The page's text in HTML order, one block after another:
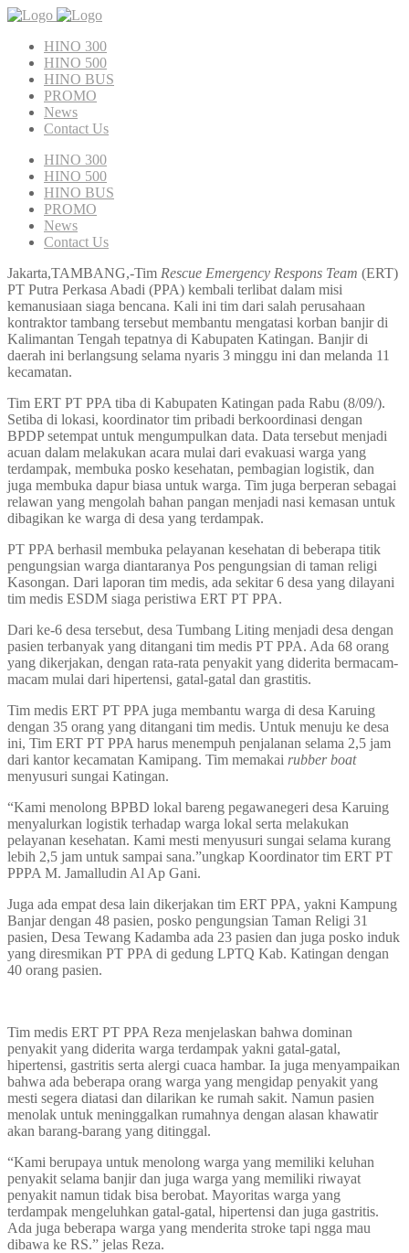
HINO 300
HINO 500
HINO BUS
PROMO
News
Contact Us
HINO 300
HINO 500
HINO BUS
PROMO
News
Contact Us
Jakarta,TAMBANG,-Tim Rescue Emergency Respons Team (ERT)
PT Putra Perkasa Abadi (PPA) kembali terlibat dalam misi
kemanusiaan siaga bencana. Kali ini tim dari salah perusahaan
kontraktor tambang tersebut membantu mengatasi korban banjir di
Kalimantan Tengah tepatnya di Kabupaten Katingan. Banjir di
daerah ini berlangsung selama nyaris 3 minggu ini dan melanda 11
kecamatan.
Tim ERT PT PPA tiba di Kabupaten Katingan pada Rabu (8/09/).
Setiba di lokasi, koordinator tim pribadi berkoordinasi dengan
BPDP setempat untuk mengumpulkan data. Data tersebut menjadi
acuan dalam melakukan acara mulai dari evakuasi warga yang
terdampak, membuka posko kesehatan, pembagian logistik, dan
juga membuka dapur biasa untuk warga. Tim juga berperan sebagai
relawan yang mengolah bahan pangan menjadi nasi kemasan untuk
dibagikan ke warga di desa yang terdampak.
PT PPA berhasil membuka pelayanan kesehatan di beberapa titik
pengungsian warga diantaranya Pos pengungsian di taman religi
Kasongan. Dari laporan tim medis, ada sekitar 6 desa yang dilayani
tim medis ESDM siaga peristiwa ERT PT PPA.
Dari ke-6 desa tersebut, desa Tumbang Liting menjadi desa dengan
pasien terbanyak yang ditangani tim medis PT PPA. Ada 68 orang
yang dikerjakan, dengan rata-rata penyakit yang diderita bermacam-
macam mulai dari hipertensi, gatal-gatal dan grastitis.
Tim medis ERT PT PPA juga membantu warga di desa Karuing
dengan 35 orang yang ditangani tim medis. Untuk menuju ke desa
ini, Tim ERT PT PPA harus menempuh penjalanan selama 2,5 jam
dari kantor kecamatan Kamipang. Tim memakai rubber boat
menyusuri sungai Katingan.
“Kami menolong BPBD lokal bareng pegawanegeri desa Karuing
menyalurkan logistik terhadap warga lokal serta melakukan
pelayanan kesehatan. Kami mesti menyusuri sungai selama kurang
lebih 2,5 jam untuk sampai sana.”ungkap Koordinator tim ERT PT
PPPA M. Jamalludin Al Ap Gani.
Juga ada empat desa lain dikerjakan tim ERT PPA, yakni Kampung
Banjar dengan 48 pasien, posko pengungsian Taman Religi 31
pasien, Desa Tewang Kadamba ada 23 pasien dan juga posko induk
yang diresmikan PT PPA di gedung LPTQ Kab. Katingan dengan
40 orang pasien.
Tim medis ERT PT PPA Reza menjelaskan bahwa dominan
penyakit yang diderita warga terdampak yakni gatal-gatal,
hipertensi, gastritis serta alergi cuaca hambar. Ia juga menyampaikan
bahwa ada beberapa orang warga yang mengidap penyakit yang
mesti segera diatasi dan dilarikan ke rumah sakit. Namun pasien
menolak untuk meninggalkan rumahnya dengan alasan khawatir
akan barang-barang yang ditinggal.
“Kami berupaya untuk menolong warga yang memiliki keluhan
penyakit selama banjir dan juga warga yang memiliki riwayat
penyakit namun tidak bisa berobat. Mayoritas warga yang
terdampak mengeluhkan gatal-gatal, hipertensi dan juga gastritis.
Ada juga beberapa warga yang menderita stroke tapi ngga mau
dibawa ke RS.” jelas Reza.